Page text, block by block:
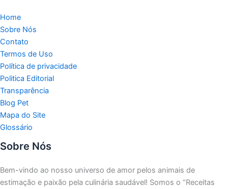
Home
Sobre Nós
Contato
Termos de Uso
Política de privacidade
Politica Editorial
Transparência
Blog Pet
Mapa do Site
Glossário
Sobre Nós
Bem-vindo ao nosso universo de amor pelos animais de
estimação e paixão pela culinária saudável! Somos o “Receitas